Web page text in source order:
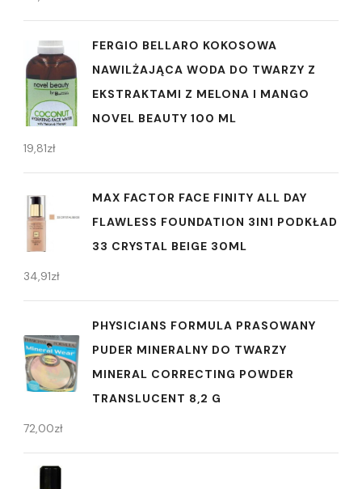
FERGIO BELLARO KOKOSOWA
NAWILŻAJĄCA WODA DO TWARZY Z
EKSTRAKTAMI Z MELONA I MANGO
NOVEL BEAUTY 100 ML
19,81zł
MAX FACTOR FACE FINITY ALL DAY
FLAWLESS FOUNDATION 3IN1 PODKŁAD
33 CRYSTAL BEIGE 30ML
34,91zł
PHYSICIANS FORMULA PRASOWANY
PUDER MINERALNY DO TWARZY
MINERAL CORRECTING POWDER
TRANSLUCENT 8,2 G
72,00zł